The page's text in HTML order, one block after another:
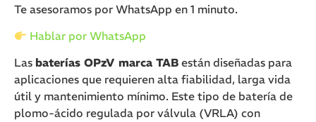
Te asesoramos por WhatsApp en 1 minuto.
Hablar por WhatsApp
Las baterías OPzV marca TAB están diseñadas para
aplicaciones que requieren alta fiabilidad, larga vida
útil y mantenimiento mínimo. Este tipo de batería de
plomo-ácido regulada por válvula (VRLA) con